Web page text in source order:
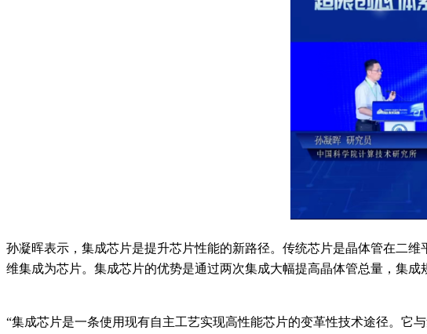
孙凝晖表示，集成芯片是提升芯片性能的新路径。传统芯片是晶体管在二
维集成为芯片。集成芯片的优势是通过两次集成大幅提高晶体管总量，集
“集成芯片是一条使用现有自主工艺实现高性能芯片的变革性技术途径。它